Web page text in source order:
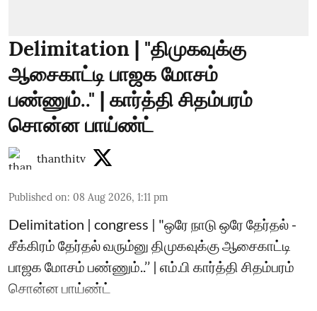
Delimitation | "திமுகவுக்கு
ஆசைகாட்டி பாஜக மோசம்
பண்ணும்.." | கார்த்தி சிதம்பரம்
சொன்ன பாய்ண்ட்
thanthitv
Published on: 08 Aug 2026, 1:11 pm
Delimitation | congress | "ஒரே நாடு ஒரே தேர்தல் -
சீக்கிரம் தேர்தல் வரும்னு திமுகவுக்கு ஆசைகாட்டி
பாஜக மோசம் பண்ணும்..’’ | எம்.பி கார்த்தி சிதம்பரம்
சொன்ன பாய்ண்ட்